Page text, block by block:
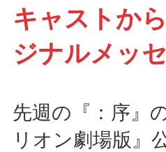
キャストか
ジナルメッ
先週の『：序』
リオン劇場版』